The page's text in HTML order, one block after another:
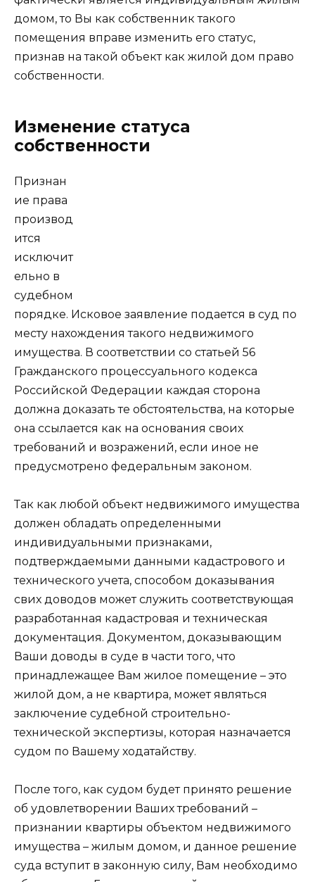
домом, то Вы как собственник такого
помещения вправе изменить его статус,
признав на такой объект как жилой дом право
собственности.
Изменение статуса
собственности
Признан
ие права
производ
ится
исключит
ельно в
судебном
порядке. Исковое заявление подается в суд по
месту нахождения такого недвижимого
имущества. В соответствии со статьей 56
Гражданского процессуального кодекса
Российской Федерации каждая сторона
должна доказать те обстоятельства, на которые
она ссылается как на основания своих
требований и возражений, если иное не
предусмотрено федеральным законом.
Так как любой объект недвижимого имущества
должен обладать определенными
индивидуальными признаками,
подтверждаемыми данными кадастрового и
технического учета, способом доказывания
свих доводов может служить соответствующая
разработанная кадастровая и техническая
документация. Документом, доказывающим
Ваши доводы в суде в части того, что
принадлежащее Вам жилое помещение – это
жилой дом, а не квартира, может являться
заключение судебной строительно-
технической экспертизы, которая назначается
судом по Вашему ходатайству.
После того, как судом будет принято решение
об удовлетворении Ваших требований –
признании квартиры объектом недвижимого
имущества – жилым домом, и данное решение
суда вступит в законную силу, Вам необходимо